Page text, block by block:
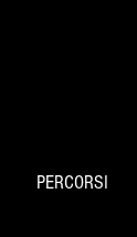
PERCORSI